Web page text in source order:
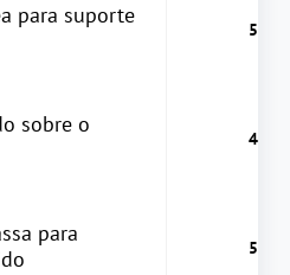
para suporte
sobre o
para